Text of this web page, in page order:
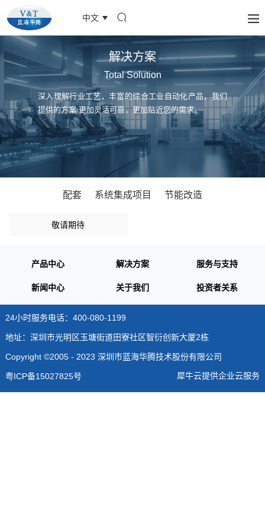
中文
解决方案
Total Solution
深入理解行业工艺，丰富的综合工业自动化产品，我们
提供的方案 更加灵活可靠，更加贴近您的需求。
配套 系统集成项目 节能改造
敬请期待
产品中心 解决方案 服务与支持
新闻中心 关于我们 投资者关系
24小时服务电话：400-080-1199
地址：深圳市光明区玉塘街道田寮社区智衍创新大厦2栋
Copyright ©2005 - 2023 深圳市蓝海华腾技术股份有限公司
粤ICP备15027825号 犀牛云提供企业云服务